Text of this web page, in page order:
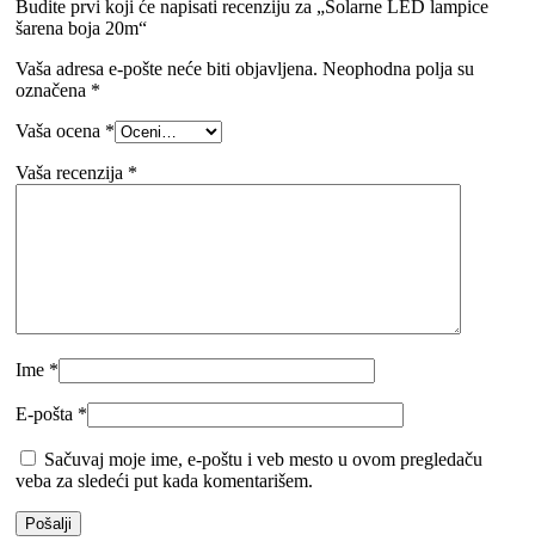
Budite prvi koji će napisati recenziju za „Solarne LED lampice
šarena boja 20m“
Vaša adresa e-pošte neće biti objavljena. Neophodna polja su
označena *
Vaša ocena *
Vaša recenzija *
Ime *
E-pošta *
Sačuvaj moje ime, e-poštu i veb mesto u ovom pregledaču
veba za sledeći put kada komentarišem.